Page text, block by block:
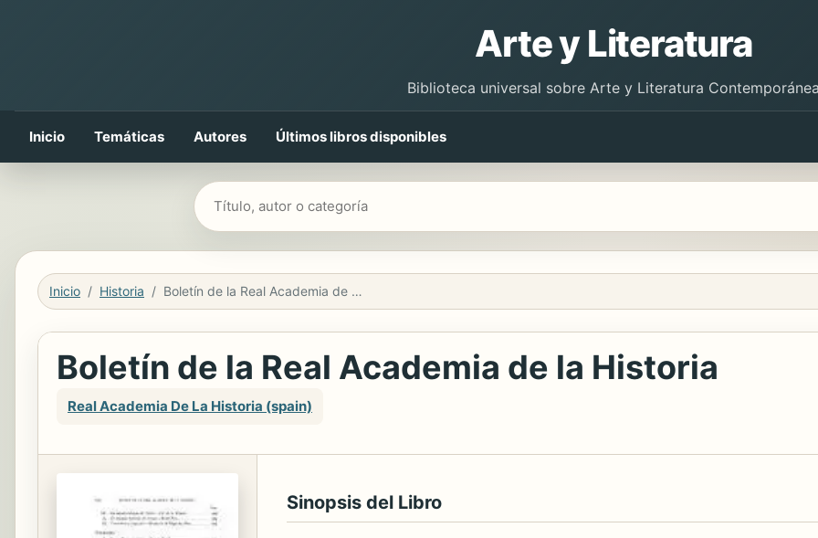
Arte y Literatura
Biblioteca universal sobre Arte y Literatura
Inicio Temáticas Autores Últimos libros disponibles
Buscar libros
Inicio Historia Boletín de la Real Academia de la Historia
Boletín de la Real Academia de la Historia
Real Academia De La Historia (spain)
Sinopsis del Libro